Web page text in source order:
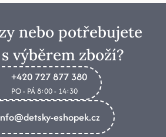
nebo potřebujete
výběrem zboží?
+420 727 877 380
PO - PÁ 8:00 - 14:30
eshopek.cz